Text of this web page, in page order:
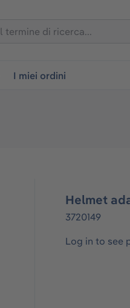
I miei ordini
Helmet
3720149
Log in to see